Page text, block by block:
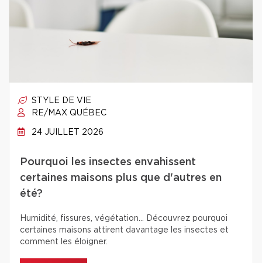
STYLE DE VIE
RE/MAX QUÉBEC
24 JUILLET 2026
Pourquoi les insectes envahissent
certaines maisons plus que d'autres en
été?
Humidité, fissures, végétation… Découvrez pourquoi
certaines maisons attirent davantage les insectes et
comment les éloigner.